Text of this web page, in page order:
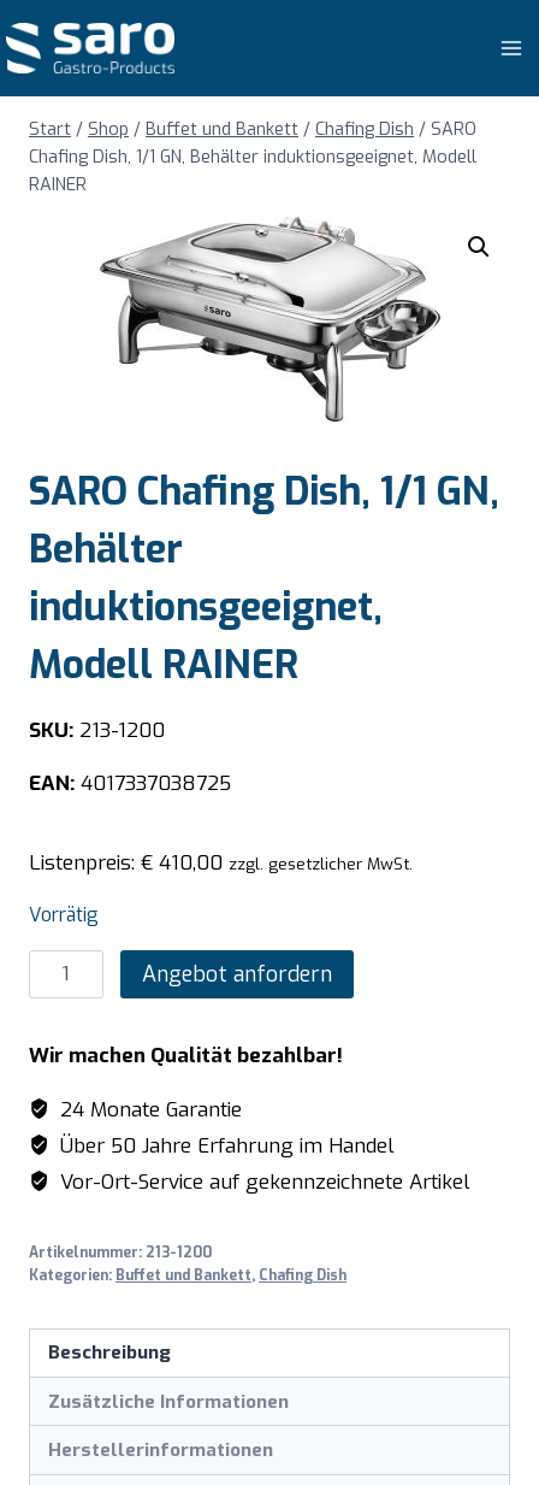
Inhalt
springen
Start / Shop / Buffet und Bankett / Chafing Dish / SARO
Chafing Dish, 1/1 GN, Behälter induktionsgeeignet, Modell
RAINER
SARO Chafing Dish, 1/1 GN,
Behälter
induktionsgeeignet,
Modell RAINER
SKU: 213-1200
EAN: 4017337038725
Listenpreis: € 410,00 zzgl. gesetzlicher MwSt.
Vorrätig
SARO
Chafing
1/1
GN,
Behälter
induktionsgeeignet,
Modell
Menge
Angebot anfordern
Wir machen Qualität bezahlbar!
24 Monate Garantie
Über 50 Jahre Erfahrung im Handel
Vor-Ort-Service auf gekennzeichnete Artikel
Artikelnummer: 213-1200
Kategorien: Buffet und Bankett, Chafing Dish
Beschreibung
Zusätzliche Informationen
Herstellerinformationen